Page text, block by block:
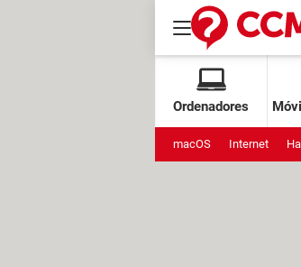
Ordenadores
macOS Internet